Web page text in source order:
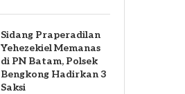
Sidang Praperadilan
Yehezekiel Memanas
di PN Batam, Polsek
Bengkong Hadirkan 3
Saksi